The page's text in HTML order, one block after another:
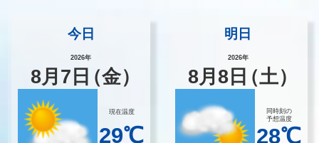
今日
2026年
8月 7 日（金）
現在温度
29℃
明日
2026年
8月8 日（土）
同時刻の
予想温度
28℃